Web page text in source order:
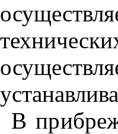
осущ
техническ
осуществля
В прибре